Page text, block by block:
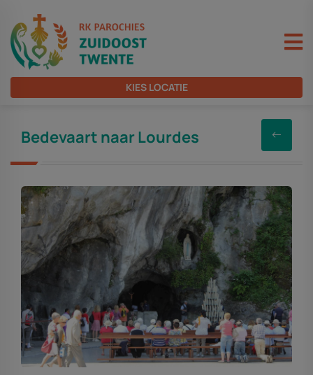
KIES LOCATIE
Bedevaart naar Lourdes